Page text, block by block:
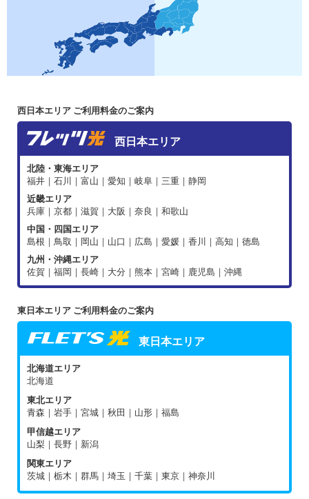
西日本エリア ご利用料金のご案内
西日本エリア
北陸・東海エリア
福井｜石川｜富山｜愛知｜岐阜｜三重｜静岡
近畿エリア
兵庫｜京都｜滋賀｜大阪｜奈良｜和歌山
中国・四国エリア
島根｜鳥取｜岡山｜山口｜広島｜愛媛｜香川｜高知｜徳島
九州・沖縄エリア
佐賀｜福岡｜長崎｜大分｜熊本｜宮崎｜鹿児島｜沖縄
東日本エリア ご利用料金のご案内
東日本エリア
北海道エリア
北海道
東北エリア
青森｜岩手｜宮城｜秋田｜山形｜福島
甲信越エリア
山梨｜長野｜新潟
関東エリア
茨城｜栃木｜群馬｜埼玉｜千葉｜東京｜神奈川